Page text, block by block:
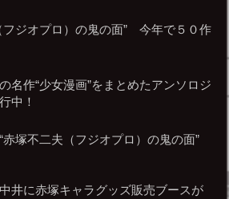
フジオプロ）の鬼の面” 今年で５０作
名作“少女漫画”をまとめたアンソロジ
中！
赤塚不二夫（フジオプロ）の鬼の面”
井に赤塚キャラグッズ販売ブースが